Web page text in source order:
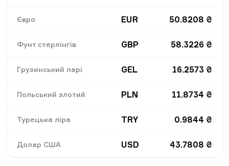
Євро EUR 50.8208 ₴
Фунт стерлінгів GBP 58.3226 ₴
Грузинський ларі GEL 16.2573 ₴
Польський злотий PLN 11.8734 ₴
Турецька ліра TRY 0.9844 ₴
Долар США USD 43.7808 ₴